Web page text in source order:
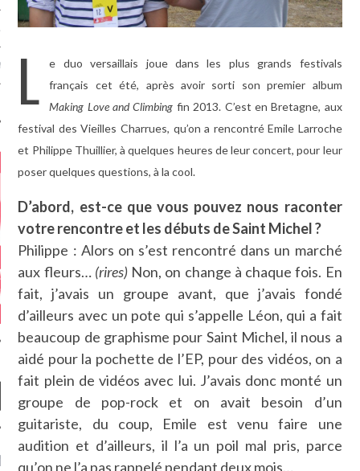
CRITIQUES
L
e duo versaillais joue dans les plus grands festivals
français cet été, après avoir sorti son premier album
Making Love and Climbing fin 2013. C’est en Bretagne, aux
festival des Vieilles Charrues, qu’on a rencontré Emile Larroche
et Philippe Thuillier, à quelques heures de leur concert, pour leur
poser quelques questions, à la cool.
D’abord, est-ce que vous pouvez nous raconter
votre rencontre et les débuts de Saint Michel ?
Philippe : Alors on s’est rencontré dans un marché
aux fleurs… (rires)Non, on change à chaque fois. En
fait, j’avais un groupe avant, que j’avais fondé
d’ailleurs avec un pote qui s’appelle Léon, qui a fait
beaucoup de graphisme pour Saint Michel, il nous a
aidé pour la pochette de l’EP, pour des vidéos, on a
fait plein de vidéos avec lui. J’avais donc monté un
groupe de pop-rock et on avait besoin d’un
guitariste, du coup, Emile est venu faire une
audition et d’ailleurs, il l’a un poil mal pris, parce
qu’on ne l’a pas rappelé pendant deux mois…